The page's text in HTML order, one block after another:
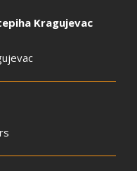
Kragujevac